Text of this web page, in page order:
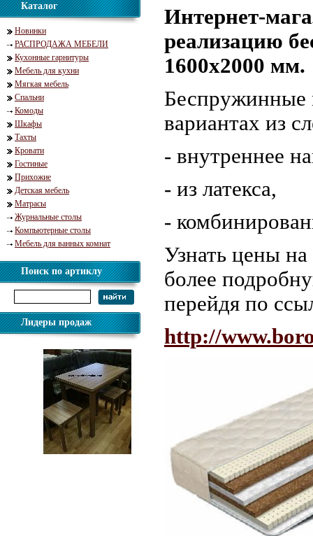
Каталог
Новинки
РАСПРОДАЖА МЕБЕЛИ
Кухонные гарнитуры
Мебель для кухни
Мягкая мебель
Спальни
Комоды
Шкафы
Тахты
Кровати
Гостиные
Прихожие
Детская мебель
Матрасы
Журнальные столы
Компьютерные столы
Мебель для ванных комнат
Поиск по артиклу
Лидеры продаж
Интернет-
реализацию
1600х2000 мм.
Беспружинные
вариантах из
- внутреннее
- из латекса,
-
Узнать цены
более
перейдя по
http://